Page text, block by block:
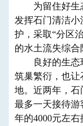
为留住好生态
发挥石门清洁
护，采取“分区
的水土流失综合
良好的生态环
筑巢繁衍，也让
地。近两年，石
最多一天接待游
年的4000元左